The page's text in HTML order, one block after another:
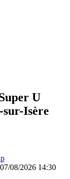
U
sur-Isère
08/2026 14:30